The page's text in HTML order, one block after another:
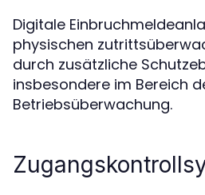
Digitale
physischen
durch zusätzliche
insbesondere im Bereich
Betriebsüberwachung.